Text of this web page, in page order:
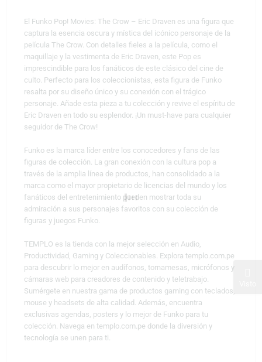
El Funko Pop! Movies: The Crow – Eric Draven es una figura que
captura la esencia oscura y mística del icónico personaje de la
película The Crow. Con detalles fieles a la película, como el
maquillaje y la vestimenta de Eric Draven, este Pop es
imprescindible para los fanáticos de este clásico del cine de
culto. Perfecto para los coleccionistas, esta figura de Funko
resalta por su diseño único y su conexión con el trágico
personaje. Añade esta pieza a tu colección y revive el espíritu de
Eric Draven en todo su esplendor. ¡Un must-have para cualquier
seguidor de The Crow!
Funko es la marca líder entre los conocedores y fans de las
figuras de colección. La gran conexión con la cultura pop a
través de la amplia línea de productos, han consolidado a la
marca como el mayor propietario de licencias del mundo y los
fanáticos del entretenimiento pueden mostrar toda su
admiración a sus personajes favoritos con su colección de
figuras y juegos Funko.
TEMPLO es la tienda con la mejor selección en Audio,
Productividad, Gaming y Coleccionables. Explora templo.com.pe
para descubrir lo mejor en audífonos, tornamesas, micrófonos y
cámaras web para creadores de contenido y teletrabajo.
Sumérgete en nuestra gama de productos gaming con teclados,
mouse y headsets de alta calidad. Además, encuentra
exclusivas agendas, posters y lo mejor de Funko para tu
colección. Navega en templo.com.pe donde la diversión y
tecnología se unen para ti.